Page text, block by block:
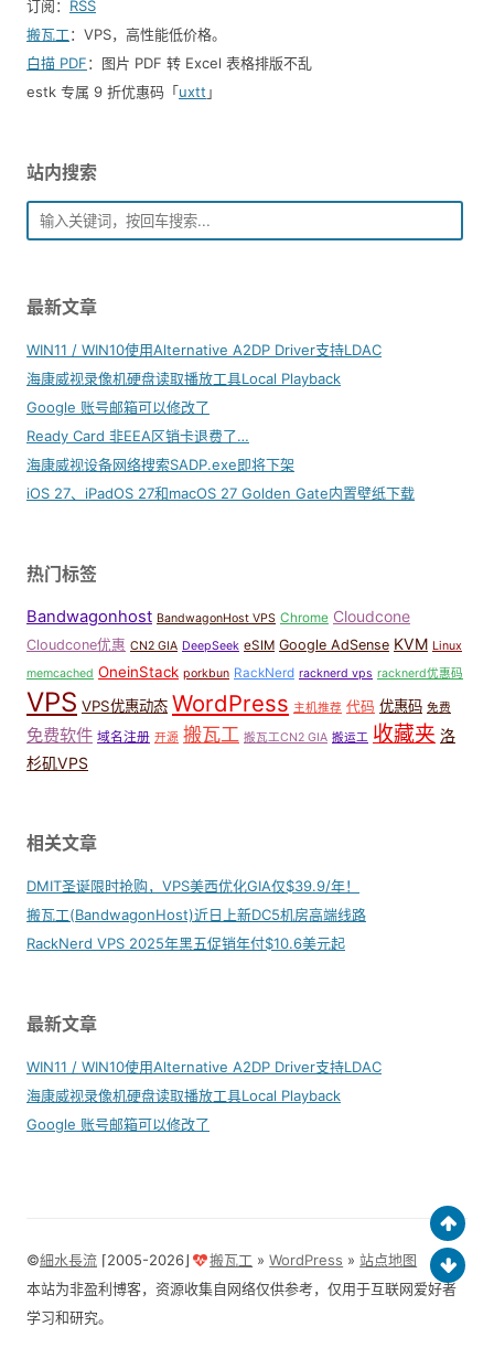
订阅： RSS
搬瓦工：VPS，高性能低价格。️
白描 PDF：图片 PDF 转 Excel 表格排版不乱
estk 专属 9 折优惠码「uxtt 」
站内搜索
最新文章
WIN11 / WIN10使用Alternative A2DP Driver支持LDAC
海康威视录像机硬盘读取播放工具Local Playback
Google 账号邮箱可以修改了
Ready Card 非EEA区销卡退费了…
海康威视设备网络搜索SADP.exe即将下架
iOS 27、iPadOS 27和macOS 27 Golden Gate内置壁纸下载
热门标签
Bandwagonhost BandwagonHost VPS Chrome Cloudcone
Cloudcone优惠 CN2 GIA DeepSeek eSIM Google AdSense KVM Linux
memcached OneinStack porkbun RackNerd racknerd vps racknerd优惠码
VPS VPS优惠动态 WordPress 主机推荐 代码 优惠码 免费
免费软件 域名注册 开源 搬瓦工 搬瓦工CN2 GIA 搬运工 收藏夹 洛
杉矶VPS
相关文章
DMIT圣诞限时抢购，VPS美西优化GIA仅$39.9/年！
搬瓦工(BandwagonHost)近日上新DC5机房高端线路
RackNerd VPS 2025年黑五促销年付$10.6美元起
最新文章
WIN11 / WIN10使用Alternative A2DP Driver支持LDAC
海康威视录像机硬盘读取播放工具Local Playback
Google 账号邮箱可以修改了
©細水長流 ⌈2005-2026⌋ 搬瓦工 »WordPress »站点地图
本站为非盈利博客，资源收集自网络仅供参考，仅用于互联网爱好者
学习和研究。